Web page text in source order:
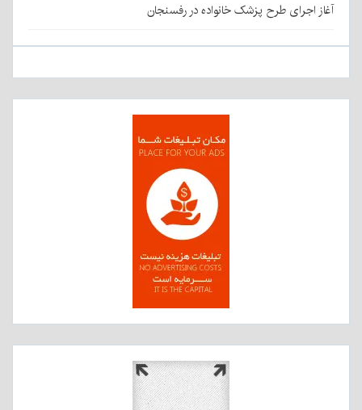
آغاز اجرای طرح پزشک خانواده در رفسنجان